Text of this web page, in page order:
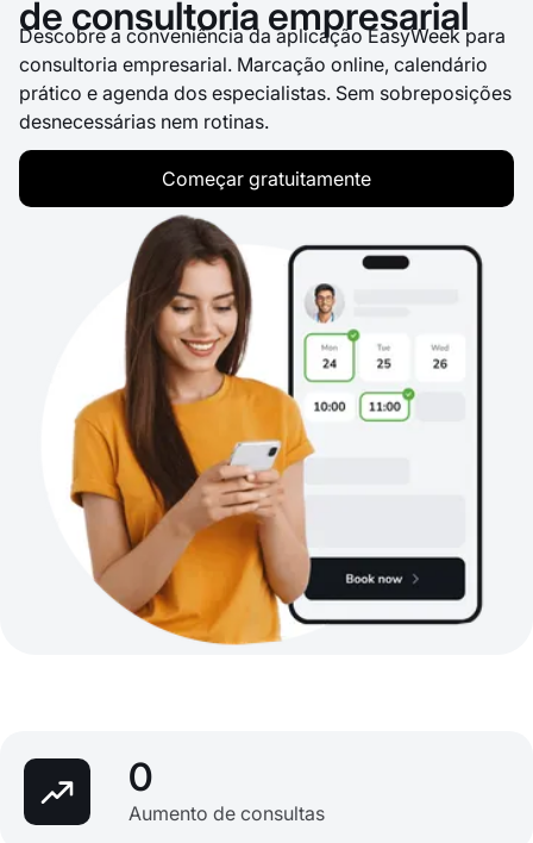
de consultoria empresarial
Descobre a conveniência da aplicação EasyWeek para
consultoria empresarial. Marcação online, calendário
prático e agenda dos especialistas. Sem sobreposições
desnecessárias nem rotinas.
Começar gratuitamente
0
Aumento de consultas